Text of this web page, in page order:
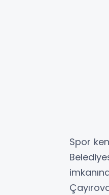
Spor